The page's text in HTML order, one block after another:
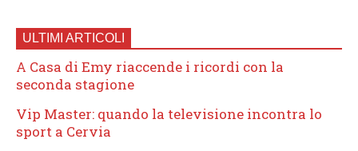
ULTIMI ARTICOLI
A Casa di Emy riaccende i ricordi con la
seconda stagione
Vip Master: quando la televisione incontra lo
sport a Cervia